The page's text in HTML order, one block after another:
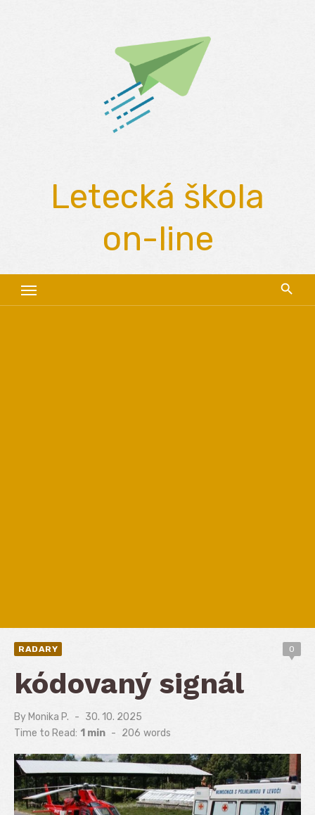
Letecká škola
on-line
RADARY 0
kódovaný signál
By Monika P.
Posted
on
30. 10. 2025
Time to Read: 1 min - 206 words